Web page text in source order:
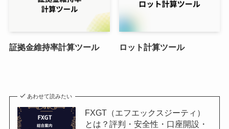
証拠金維持率計算ツール ロット計算ツール
あわせて読みたい
FXGT（エフエックスジーティ）
とは？評判・安全性・口座開設・